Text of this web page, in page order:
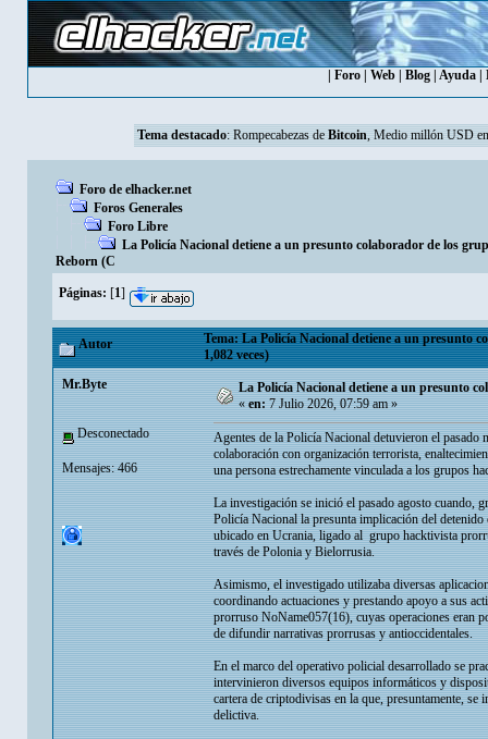
Foro Web Blog Ayuda
Tema destacado: Rompecabezas de Bitcoin, Medio millón USD
Foro de elhacker.net
Foros Generales
Foro Libre
La Policía Nacional detiene a un presunto colaborador de los
Reborn (C
Páginas: [1]
Autor
Tema: La Policía Nacional detiene a un presunto
1,082 veces)
Mr.Byte
Desconectado
Mensajes: 466
La Policía Nacional detiene a un presunto
«en:7 Julio 2026, 07:59 am »
Agentes de la Policía Nacional detuvieron el pasado
colaboración con organización terrorista,
una persona estrechamente vinculada a los grupos
La investigación se inició el pasado agosto cuando,
Policía Nacional la presunta implicación del
ubicado en Ucrania, ligado al grupo hacktivista
través de Polonia y Bielorrusia.
Asimismo, el investigado utilizaba diversas
coordinando actuaciones y prestando apoyo a sus
prorruso NoName057(16), cuyas operaciones eran
de difundir narrativas prorrusas y antioccidentales.
En el marco del operativo policial desarrollado se
intervinieron diversos equipos informáticos y
cartera de criptodivisas en la que, presuntamente,
delictiva.